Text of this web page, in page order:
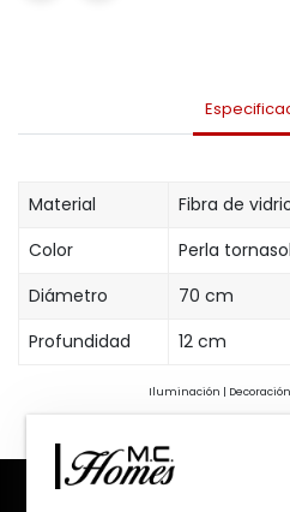
Material
Fibra de
Color
Perla
Diámetro
70 cm
Profundidad
12 cm
Iluminación |